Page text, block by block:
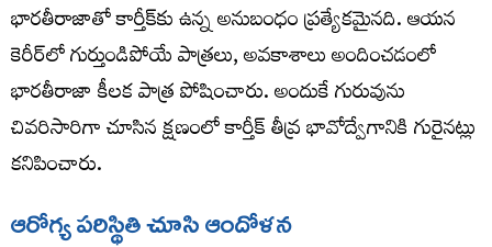
భారతీరాజాతో కార్తీక్‌కు ఉన్న అనుబంధం ప్రత్యేకమైనది. ఆయన
కెరీర్‌లో గుర్తుండిపోయే పాత్రలు, అవకాశాలు అందించడంలో
భారతీరాజా కీలక పాత్ర పోషించారు. అందుకే గురువును
చివరిసారిగా చూసిన క్షణంలో కార్తీక్ తీవ్ర భావోద్వేగానికి గురైనట్లు
కనిపించారు.
ఆరోగ్య పరిస్థితి చూసి ఆందోళన